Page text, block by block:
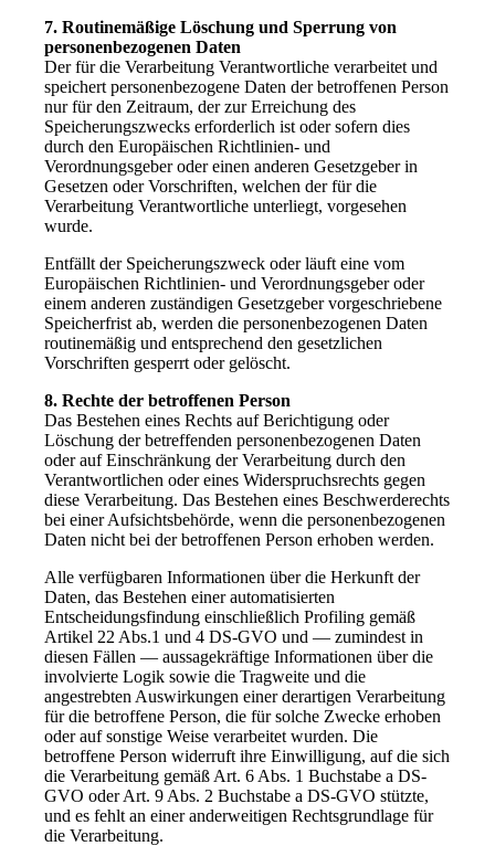
7. Routinemäßige Löschung und Sperrung von
personenbezogenen Daten
Der für die Verarbeitung Verantwortliche verarbeitet und
speichert personenbezogene Daten der betroffenen Person
nur für den Zeitraum, der zur Erreichung des
Speicherungszwecks erforderlich ist oder sofern dies
durch den Europäischen Richtlinien- und
Verordnungsgeber oder einen anderen Gesetzgeber in
Gesetzen oder Vorschriften, welchen der für die
Verarbeitung Verantwortliche unterliegt, vorgesehen
wurde.
Entfällt der Speicherungszweck oder läuft eine vom
Europäischen Richtlinien- und Verordnungsgeber oder
einem anderen zuständigen Gesetzgeber vorgeschriebene
Speicherfrist ab, werden die personenbezogenen Daten
routinemäßig und entsprechend den gesetzlichen
Vorschriften gesperrt oder gelöscht.
8. Rechte der betroffenen Person
Das Bestehen eines Rechts auf Berichtigung oder
Löschung der betreffenden personenbezogenen Daten
oder auf Einschränkung der Verarbeitung durch den
Verantwortlichen oder eines Widerspruchsrechts gegen
diese Verarbeitung. Das Bestehen eines Beschwerderechts
bei einer Aufsichtsbehörde, wenn die personenbezogenen
Daten nicht bei der betroffenen Person erhoben werden.
Alle verfügbaren Informationen über die Herkunft der
Daten, das Bestehen einer automatisierten
Entscheidungsfindung einschließlich Profiling gemäß
Artikel 22 Abs.1 und 4 DS-GVO und — zumindest in
diesen Fällen — aussagekräftige Informationen über die
involvierte Logik sowie die Tragweite und die
angestrebten Auswirkungen einer derartigen Verarbeitung
für die betroffene Person, die für solche Zwecke erhoben
oder auf sonstige Weise verarbeitet wurden. Die
betroffene Person widerruft ihre Einwilligung, auf die sich
die Verarbeitung gemäß Art. 6 Abs. 1 Buchstabe a DS-
GVO oder Art. 9 Abs. 2 Buchstabe a DS-GVO stützte,
und es fehlt an einer anderweitigen Rechtsgrundlage für
die Verarbeitung.